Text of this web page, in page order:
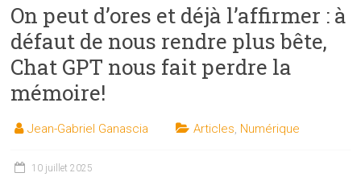
les
sciences
et
les
techniques
du
On peut d’ores et déjà l’affirmer : à
défaut de nous rendre plus bête,
Chat GPT nous fait perdre la
mémoire!
Jean-Gabriel Ganascia Articles Numérique
10 juillet 2025